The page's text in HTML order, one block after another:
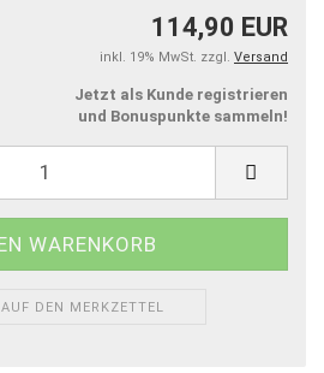
114,90 EUR
inkl. 19% MwSt. zzgl. Versand
Jetzt als Kunde registrieren
und Bonuspunkte sammeln!
AUF DEN MERKZETTEL